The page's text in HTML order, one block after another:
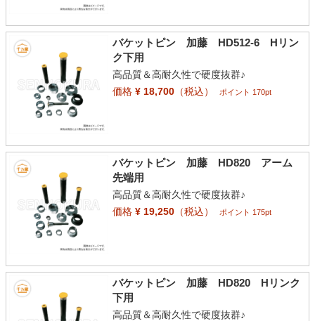
バケットピン 加藤 HD512-6 Hリン
ク下用
高品質＆高耐久性で硬度抜群♪
価格¥ 18,700（税込） ポイント 170pt
バケットピン 加藤 HD820 アーム
先端用
高品質＆高耐久性で硬度抜群♪
価格¥ 19,250（税込） ポイント 175pt
バケットピン 加藤 HD820 Hリンク
下用
高品質＆高耐久性で硬度抜群♪